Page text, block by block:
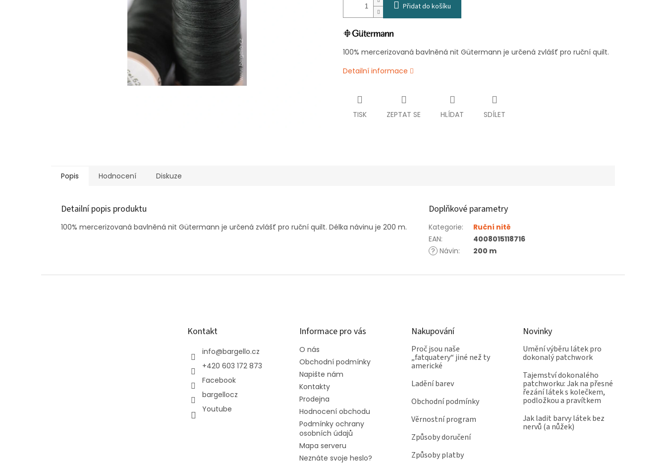
Přidat do košíku
100% mercerizovaná bavlněná nit Gütermann je určená zvlášť pro ruční quilt.
Detailní informace
TISK ZEPTAT SE HLÍDAT SDÍLET
Popis Hodnocení Diskuze
Detailní popis produktu
100% mercerizovaná bavlněná nit Gütermann je určená zvlášť pro ruční quilt. Délka návinu je 200 m.
Doplňkové parametry
Kategorie:
Ruční nitě
EAN:
4008015118716
? Návin: 200 m
Kontakt
info@bargello.cz
+420 603 172 873
Facebook
bargellocz
Youtube
Informace pro vás
O nás
Obchodní podmínky
Napište nám
Kontakty
Prodejna
Hodnocení obchodu
Podmínky ochrany
osobních údajů
Mapa serveru
Neznáte svoje heslo?
Nakupování
Proč jsou naše
„fatquatery“ jiné než ty
americké
Ladění barev
Obchodní podmínky
Věrnostní program
Způsoby doručení
Způsoby platby
Novinky
Umění výběru látek pro
dokonalý patchwork
Tajemství dokonalého
patchworku: Jak na přesné
řezání látek s kolečkem,
podložkou a pravítkem
Jak ladit barvy látek bez
nervů (a nůžek)